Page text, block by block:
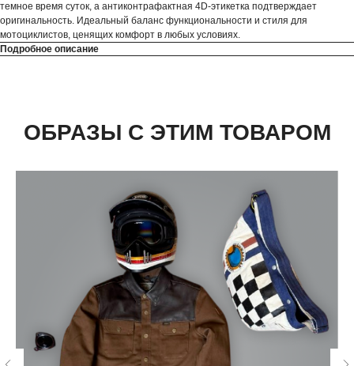
темное время суток, а антиконтрафактная 4D-этикетка подтверждает
оригинальность. Идеальный баланс функциональности и стиля для
мотоциклистов, ценящих комфорт в любых условиях.
Подробное описание
ОБРАЗЫ С ЭТИМ ТОВАРОМ